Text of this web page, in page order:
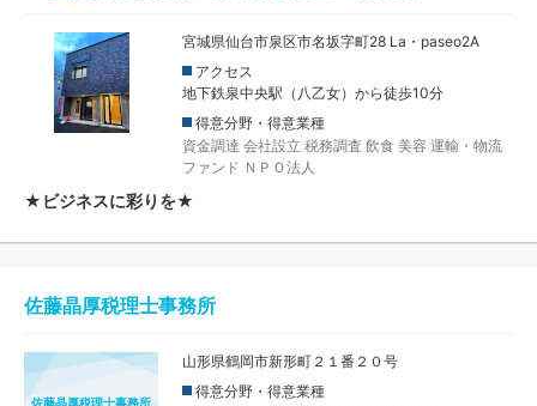
宮城県仙台市泉区市名坂字町28 La・paseo2A
アクセス
地下鉄泉中央駅（八乙女）から徒歩10分
得意分野・得意業種
資金調達 会社設立 税務調査 飲食 美容 運輸・物流
ファンド ＮＰＯ法人
★ビジネスに彩りを★
佐藤晶厚税理士事務所
佐藤晶厚税理士事務所
山形県鶴岡市新形町２１番２０号
得意分野・得意業種